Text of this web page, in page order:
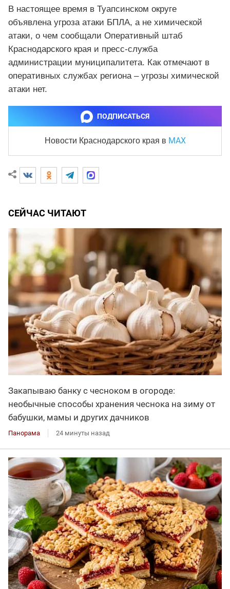
В настоящее время в Туапсинском округе
объявлена угроза атаки БПЛА, а не химической
атаки, о чем сообщали Оперативный штаб
Краснодарского края и пресс-служба
администрации муниципалитета. Как отмечают в
оперативных службах региона – угрозы химической
атаки нет.
ПОДПИСАТЬСЯ
Новости Краснодарского края в MAX
СЕЙЧАС ЧИТАЮТ
Закапываю банку с чесноком в огороде:
необычные способы хранения чеснока на зиму от
бабушки, мамы и других дачников
Панорама 24 минуты назад